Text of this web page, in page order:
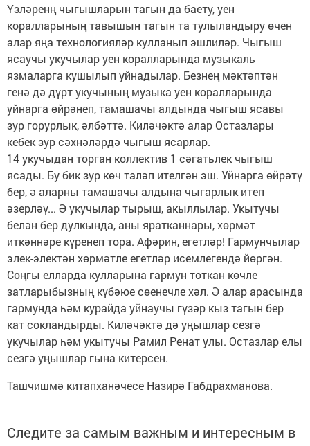
Үзләренң чыгышларын тагын да баету, уен
коралларының тавышын тагын та тулыландыру өчен
алар яңа технологияләр кулланып эшлиләр. Чыгыш
ясаучы укучылар уен коралларында музыкаль
язмаларга кушылып уйнадылар. Безнең мәктәптән
генә дә дүрт укучының музыка уен коралларында
уйнарга өйрәнеп, тамашачы алдында чыгыш ясавы
зур горурлык, әлбәттә. Киләчәктә алар Остазлары
кебек зур сәхнәләрдә чыгыш ясарлар.
14 укучыдан торган коллектив 1 сәгатьлек чыгыш
ясады. Бу бик зур көч таләп ителгән эш. Уйнарга өйрәтү
бер, ә аларны тамашачы алдына чыгарлык итеп
әзерләү... Ә укучылар тырыш, акыллылар. Укытучы
белән бер дулкында, аны яратканнары, хөрмәт
иткәннәре күренеп тора. Афәрин, егетләр! Гармунчылар
элек-электән хөрмәтле егетләр исемлегендә йөргән.
Соңгы елларда кулларына гармун тоткан көчле
затларыбызның күбәюе сөенечле хәл. Ә алар арасында
гармунда һәм курайда уйнаучы гүзәр кыз тагын бер
кат сокландырды. Киләчәктә дә уңышлар сезгә
укучылар һәм укытучы Рамил Ренат улы. Остазлар елы
сезгә уңышлар гына китерсен.
Ташчишмә китапханәчесе Назирә Габдрахманова.
Следите за самым важным и интересным в